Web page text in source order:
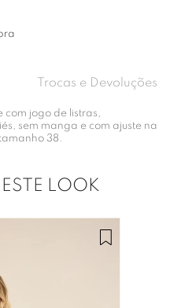
Trocas e Devoluções
com jogo de listras,
sem manga e com ajuste na
38.
LOOK